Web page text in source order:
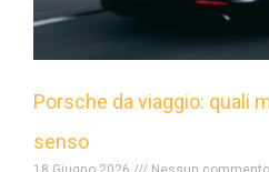
Porsche da viaggio: quali
senso